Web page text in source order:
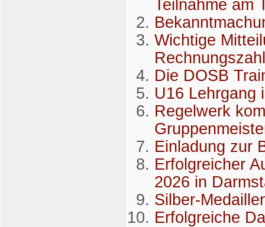
Teilnahme am
Wichtige
Die DOSB
U16 Lehrgang
Regelwerk
Einladung zur
Erfolgreicher
2026 in
Silber-
Erfolgreiche